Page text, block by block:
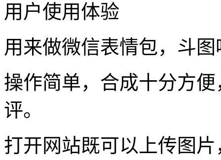
用户使用体验
用来做微信表情包，斗
操作简单，合成十分方
评。
打开网站既可以上传图